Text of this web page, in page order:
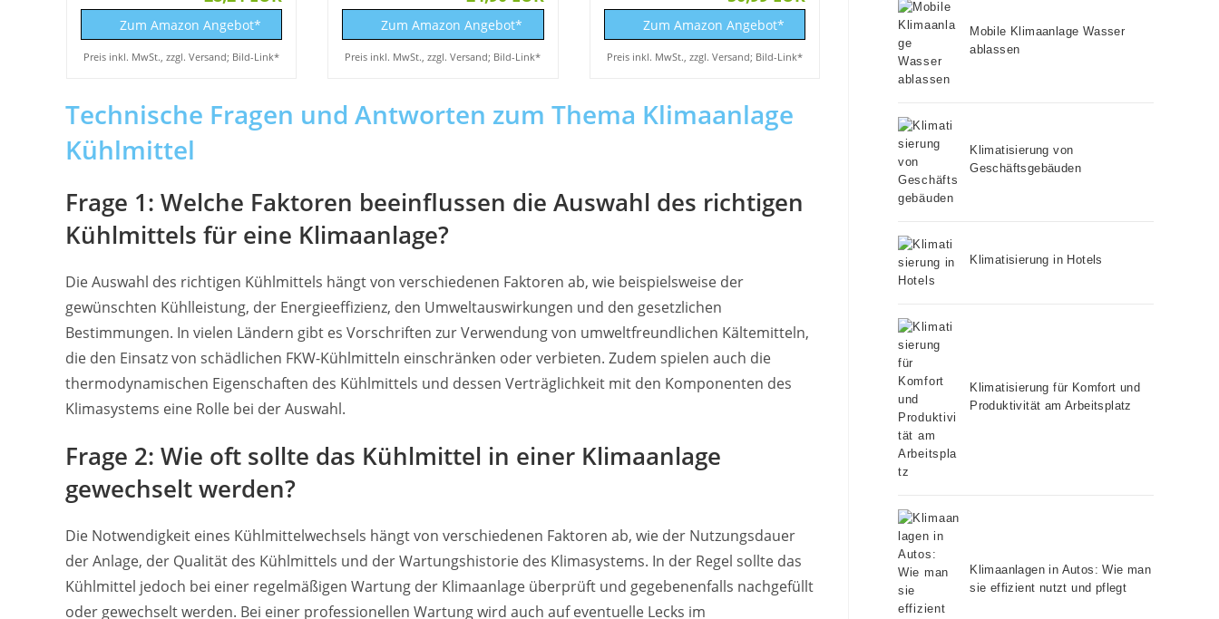
Zum Amazon Angebot*
Preis inkl. MwSt., zzgl. Versand; Bild-Link*
Zum Amazon Angebot*
Preis inkl. MwSt., zzgl. Versand; Bild-Link*
Zum Amazon Angebot*
Preis inkl. MwSt., zzgl. Versand; Bild-Link*
Technische Fragen und Antworten zum Thema Klimaanlage
Kühlmittel
Frage 1: Welche Faktoren beeinflussen die Auswahl des richtigen
Kühlmittels für eine Klimaanlage?
Die Auswahl des richtigen Kühlmittels hängt von verschiedenen Faktoren ab, wie beispielsweise der
gewünschten Kühlleistung, der Energieeffizienz, den Umweltauswirkungen und den gesetzlichen
Bestimmungen. In vielen Ländern gibt es Vorschriften zur Verwendung von umweltfreundlichen Kältemitteln,
die den Einsatz von schädlichen FKW-Kühlmitteln einschränken oder verbieten. Zudem spielen auch die
thermodynamischen Eigenschaften des Kühlmittels und dessen Verträglichkeit mit den Komponenten des
Klimasystems eine Rolle bei der Auswahl.
Frage 2: Wie oft sollte das Kühlmittel in einer Klimaanlage
gewechselt werden?
Die Notwendigkeit eines Kühlmittelwechsels hängt von verschiedenen Faktoren ab, wie der Nutzungsdauer
der Anlage, der Qualität des Kühlmittels und der Wartungshistorie des Klimasystems. In der Regel sollte das
Kühlmittel jedoch bei einer regelmäßigen Wartung der Klimaanlage überprüft und gegebenenfalls nachgefüllt
oder gewechselt werden. Bei einer professionellen Wartung wird auch auf eventuelle Lecks im
Mobile Klimaanlage Wasser
ablassen
Klimatisierung von
Geschäftsgebäuden
Klimatisierung in Hotels
Klimatisierung für Komfort und
Produktivität am Arbeitsplatz
Klimaanlagen in Autos: Wie man
sie effizient nutzt und pflegt